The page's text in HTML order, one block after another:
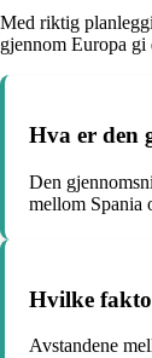
Med riktig
gjennom Europa
Hva er den
Den
mellom Spania
Hvilke
Avstandene